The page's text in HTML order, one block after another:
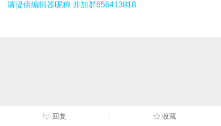
请提供编辑器昵称 并加群656413818
回复 收藏